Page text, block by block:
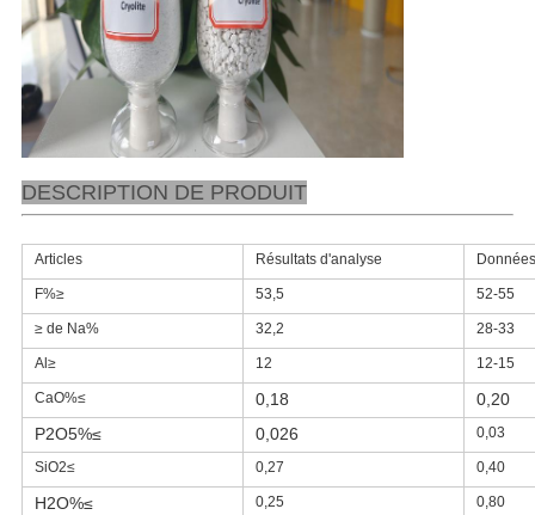
DESCRIPTION DE PRODUIT
Articles Résultats d'analyse Données
F%≥ 53,5 52-55
≥ de Na% 32,2 28-33
Al≥ 12 12-15
CaO%≤ 0,18
0,20
P2O5%≤
0,026 0,03
SiO2≤ 0,27 0,40
H2O%≤ 0,25 0,80